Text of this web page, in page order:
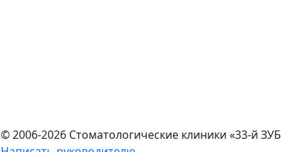
© 2006-2026 Стоматологические клиники «33-й